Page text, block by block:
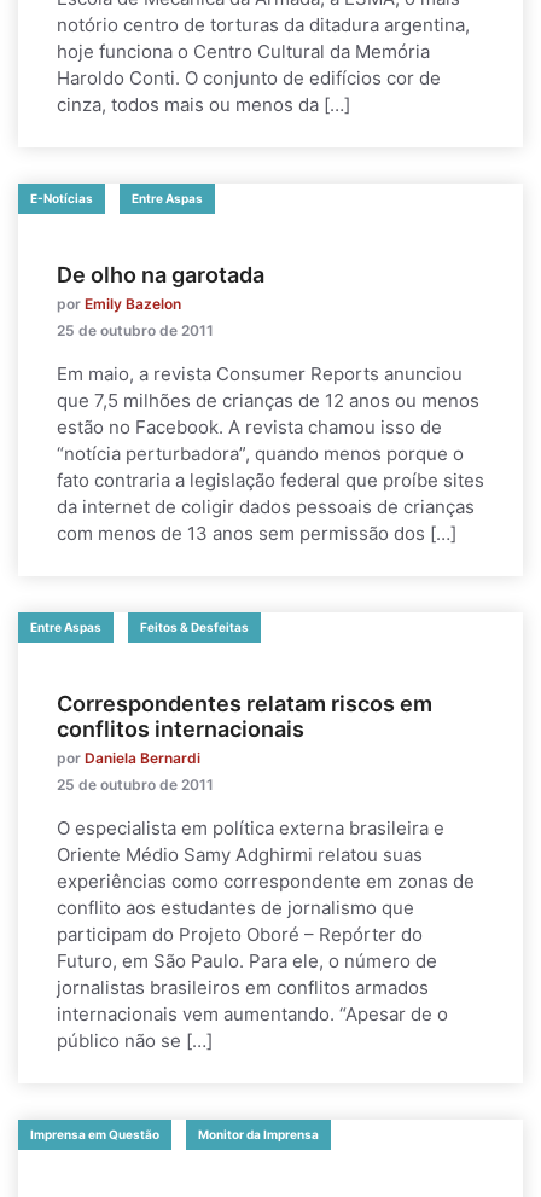
notório centro de torturas da ditadura argentina,
hoje funciona o Centro Cultural da Memória
Haroldo Conti. O conjunto de edifícios cor de
cinza, todos mais ou menos da […]
E-Notícias Entre Aspas
De olho na garotada
por Emily Bazelon
25 de outubro de 2011
Em maio, a revista Consumer Reports anunciou
que 7,5 milhões de crianças de 12 anos ou menos
estão no Facebook. A revista chamou isso de
“notícia perturbadora”, quando menos porque o
fato contraria a legislação federal que proíbe sites
da internet de coligir dados pessoais de crianças
com menos de 13 anos sem permissão dos […]
Entre Aspas Feitos & Desfeitas
Correspondentes relatam riscos em
conflitos internacionais
por Daniela Bernardi
25 de outubro de 2011
O especialista em política externa brasileira e
Oriente Médio Samy Adghirmi relatou suas
experiências como correspondente em zonas de
conflito aos estudantes de jornalismo que
participam do Projeto Oboré – Repórter do
Futuro, em São Paulo. Para ele, o número de
jornalistas brasileiros em conflitos armados
internacionais vem aumentando. “Apesar de o
público não se […]
Imprensa em Questão Monitor da Imprensa